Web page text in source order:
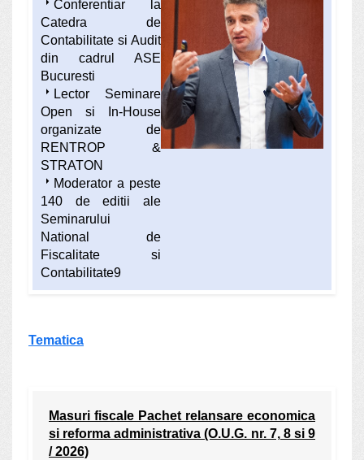
Conferentiar la
Catedra de
Contabilitate si Audit
din cadrul ASE
Bucuresti
arrow_right Lector Seminare
Open si In-House
organizate de
RENTROP &
STRATON
arrow_right Moderator a peste
140 de editii ale
Seminarului
National de
Fiscalitate si
Contabilitate9
Tematica
Masuri fiscale Pachet relansare economica
si reforma administrativa (O.U.G. nr. 7, 8 si 9
/ 2026)